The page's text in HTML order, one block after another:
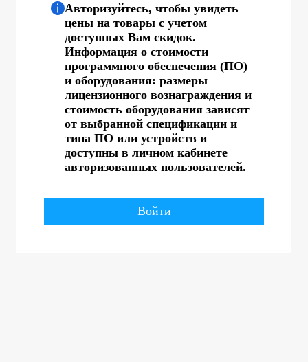
Авторизуйтесь, чтобы увидеть
цены на товары с учетом
доступных Вам скидок.
Информация о стоимости
программного обеспечения (ПО)
и оборудования: размеры
лицензионного вознаграждения и
стоимость оборудования зависят
от выбранной спецификации и
типа ПО или устройств и
доступны в личном кабинете
авторизованных пользователей.
Войти